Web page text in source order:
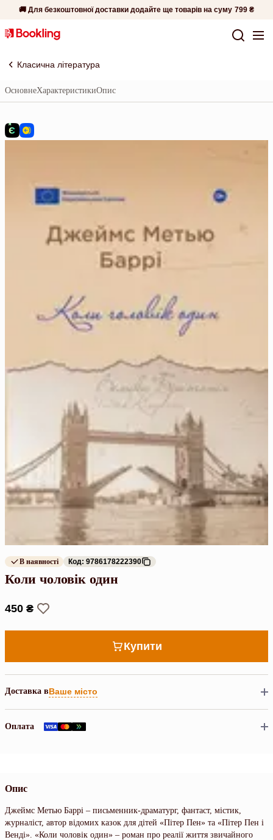
🚚 Для безкоштовної доставки додайте ще товарів на суму 799 ₴
Класична література
ОсновнеХарактеристикиОпис
В наявності Код: 9786178222390
Коли чоловік один
450 ₴
Купити
Доставка вВаше місто
Оплата
Опис
Джеймс Метью Баррі – письменник-драматург, фантаст, містик,
журналіст, автор відомих казок для дітей «Пітер Пен» та «Пітер Пен і
Венді». «Коли чоловік один» – роман про реалії життя звичайного